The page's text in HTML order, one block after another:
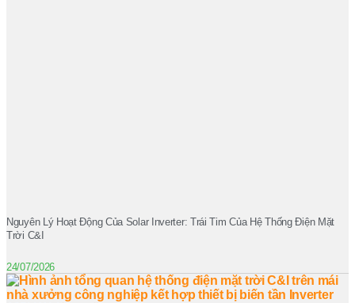
Nguyên Lý Hoạt Động Của Solar Inverter: Trái Tim Của Hệ Thống Điện Mặt
Trời C&I
24/07/2026